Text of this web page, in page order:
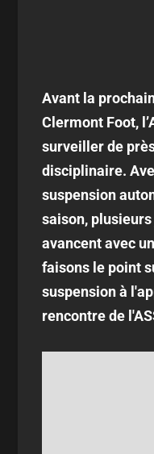
Avant la
Clermont Foot,
surveiller de
disciplinaire.
suspension
saison,
avancent avec
faisons le point
suspension à
rencontre de